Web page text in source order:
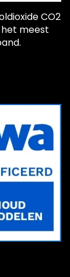
CO2
het meest